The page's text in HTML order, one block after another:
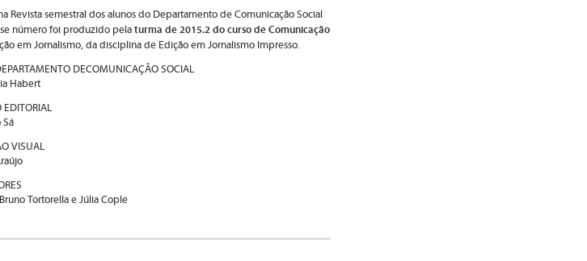
Revista semestral dos alunos do Departamento de Comunicação Social
número foi produzido pela turma de 2015.2 do curso de Comunicação
em Jornalismo, da disciplina de Edição em Jornalismo Impresso.
DECOMUNICAÇÃO SOCIAL
Habert
EDITORIAL
Sá
VISUAL
Tortorella e Júlia Cople